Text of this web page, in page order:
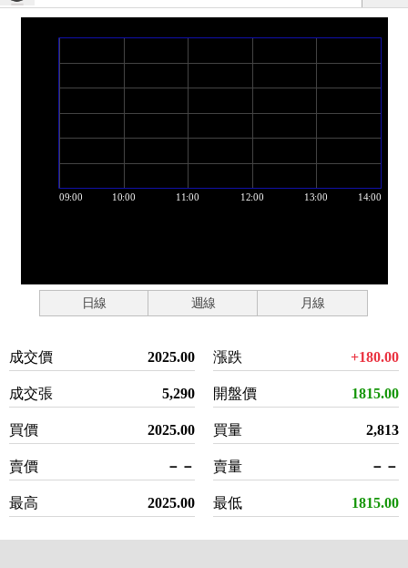
日線 週線 月線
成交價 2025.00
成交張 5,290
買價 2025.00
賣價 －－
最高 2025.00
漲跌 +180.00
開盤價 1815.00
買量 2,813
賣量 －－
最低 1815.00